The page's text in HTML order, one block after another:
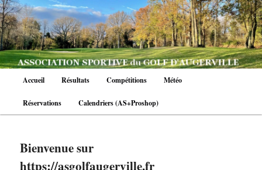
Aller
au
contenu
principal
Accueil Résultats Compétitions Météo
Réservations Calendriers (AS+Proshop)
Bienvenue sur
https://asgolfaugerville.fr